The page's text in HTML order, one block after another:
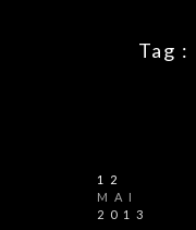
Tag :
12
MAI
2013